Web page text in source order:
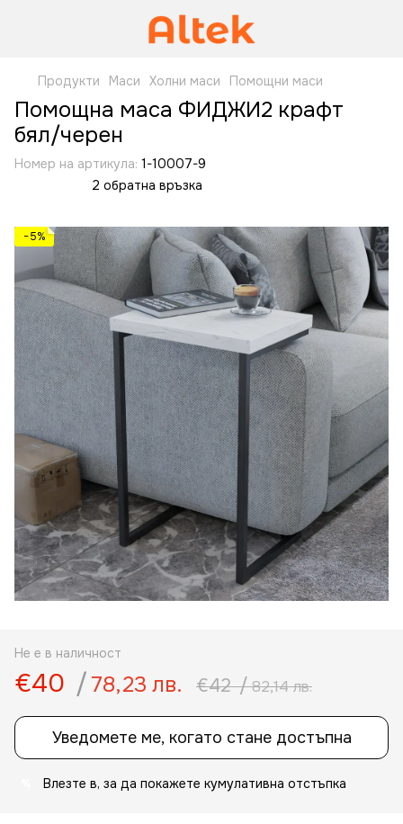
Продукти Маси Холни маси Помощни маси
Помощна маса ФИДЖИ2 крафт
бял/черен
Номер на артикула: 1-10007-9
2 обратна връзка
−5%
Не е в наличност
€40 / 78,23 лв. €42/82,14 лв.
Уведомете ме, когато стане достъпна
Влезте в, за да покажете кумулативна отстъпка